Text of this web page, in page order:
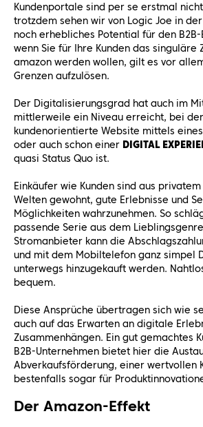
Kundenportale sind per se erstmal
trotzdem sehen wir von Logic Joe in
noch erhebliches Potential für den
wenn Sie für Ihre Kunden das singuläre
amazon werden wollen, gilt es vor
Grenzen aufzulösen.
Der Digitalisierungsgrad hat auch im
mittlerweile ein Niveau erreicht, bei
kundenorientierte Website mittels
oder auch schon einer DIGITAL
quasi Status Quo ist.
Einkäufer wie Kunden sind aus
Welten gewohnt, gute Erlebnisse und
Möglichkeiten wahrzunehmen. So
passende Serie aus dem
Stromanbieter kann die
und mit dem Mobiltelefon ganz simpel
unterwegs hinzugekauft werden.
bequem.
Diese Ansprüche übertragen sich wie
auch auf das Erwarten an digitale
Zusammenhängen. Ein gut gemachtes
B2B-Unternehmen bietet hier die
Abverkaufsförderung, einer wertvollen
bestenfalls sogar für
Der Amazon-Effekt